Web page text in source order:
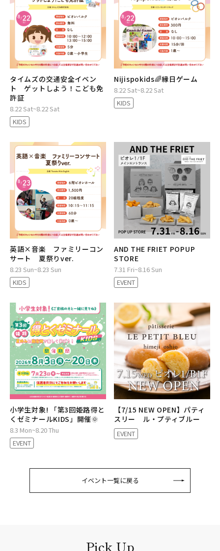
タイムズの交通安全イベン
ト ゲットしよう！こども免
許証
8.22 Sat~8.22 Sat
KIDS
Nijispokids🌈縁日ゲーム
8.22 Sat~8.22 Sat
KIDS
英語×音楽 ファミリーコン
サート 夏祭りver.
8.23 Sun~8.23 Sun
KIDS
AND THE FRIET POPUP
STORE
7.31 Fri~8.16 Sun
EVENT
小学生対象! 「第3回姫路得と
くゼミナールKIDS」開催🌞
8.3 Mon~8.20 Thu
EVENT
【7/15 NEW OPEN】パティ
スリー ル・プティブルー
EVENT
イベント一覧に戻る